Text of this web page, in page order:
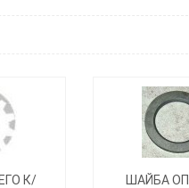
К/
ШАЙБА